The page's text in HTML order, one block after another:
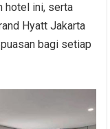
hotel ini, serta
Hyatt Jakarta
bagi setiap